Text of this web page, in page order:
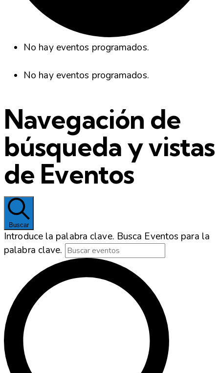
No hay eventos programados.
No hay eventos programados.
Navegación de
búsqueda y vistas
de Eventos
Buscar
Introduce la palabra clave. Busca Eventos para la
palabra clave.